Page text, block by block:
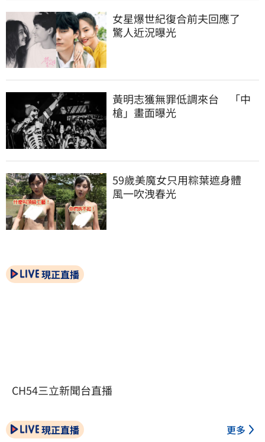
女星爆世紀復合前夫回應了
驚人近況曝光
黃明志獲無罪低調來台　「中
槍」畫面曝光
59歲美魔女只用粽葉遮身體
風一吹洩春光
現正直播
CH54三立新聞台直播
現正直播 更多